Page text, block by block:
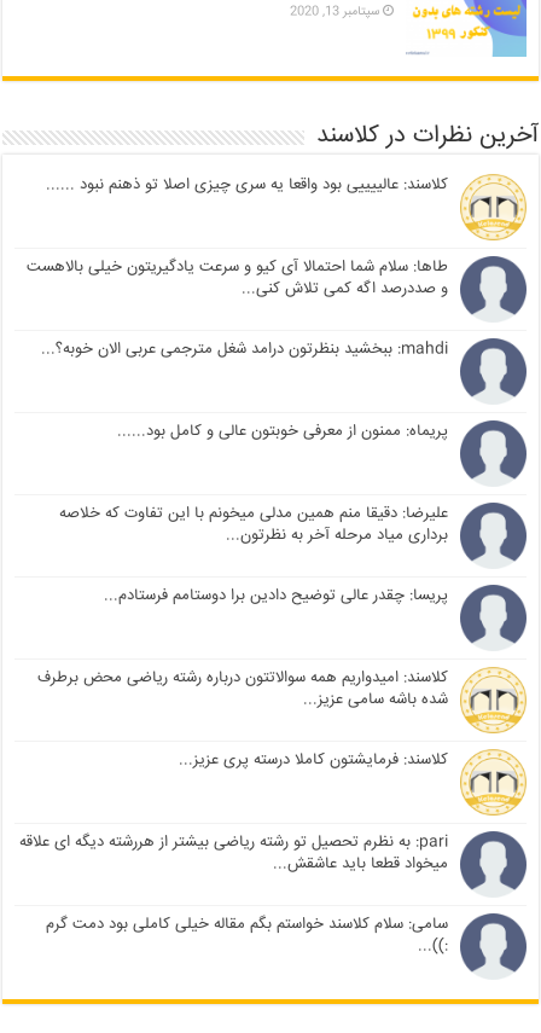
سپتامبر 13, 2020
آخرین نظرات در کلاسند
کلاسند: عالییییی بود واقعا یه سری چیزی اصلا تو ذهنم نبود ......
طاها: سلام شما احتمالا آی کیو و سرعت یادگیریتون خیلی بالاهست
و صددرصد اگه کمی تلاش کنی...
mahdi: ببخشید بنظرتون درامد شغل مترجمی عربی الان خوبه؟...
پریماه: ممنون از معرفی خوبتون عالی و کامل بود......
علیرضا: دقیقا منم همین مدلی میخونم با این تفاوت که خلاصه
برداری میاد مرحله آخر به نظرتون...
پریسا: چقدر عالی توضیح دادین برا دوستامم فرستادم...
کلاسند: امیدواریم همه سوالاتتون درباره رشته ریاضی محض برطرف
شده باشه سامی عزیز...
کلاسند: فرمایشتون کاملا درسته پری عزیز...
pari: به نظرم تحصیل تو رشته ریاضی بیشتر از هررشته دیگه ای علاقه
میخواد قطعا باید عاشقش...
سامی: سلام کلاسند خواستم بگم مقاله خیلی کاملی بود دمت گرم
:))...